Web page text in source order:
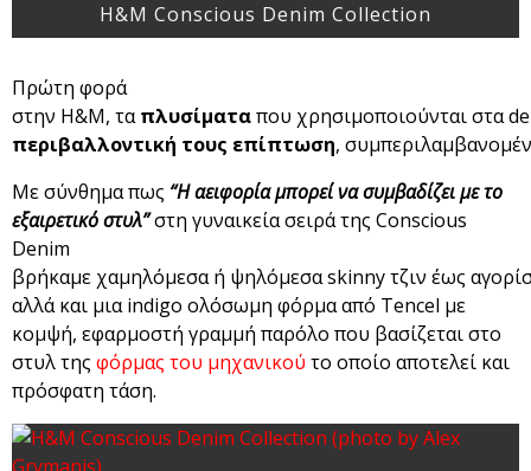
H&M Conscious Denim Collection
Πρώτη φορά
στην Η&Μ, ταπλυσίματαπου χρησιμοποιούνται στα
περιβαλλοντική τους επίπτωση,
Με σύνθημα πως “Η αειφορία μπορεί να συμβαδίζει με το
εξαιρετικό στυλ”στη γυναικεία σειρά της Conscious
Denim
βρήκαμε χαμηλόμεσα ή ψηλόμεσα skinny τζιν έως
αλλά και μια indigo ολόσωμη φόρμα από Tencel με
κομψή, εφαρμοστή γραμμή παρόλο που βασίζεται στο
στυλ της φόρμας του μηχανικού το οποίο αποτελεί και
πρόσφατη τάση.